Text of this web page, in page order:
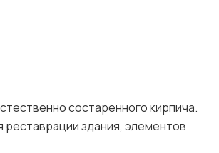
состаренного кирпича.
реставрации здания, элементов